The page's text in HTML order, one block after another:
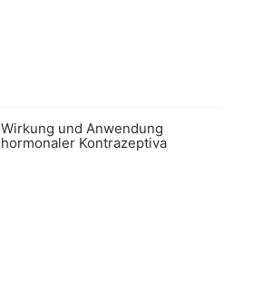
Wirkung und Anwendung
hormonaler Kontrazeptiva